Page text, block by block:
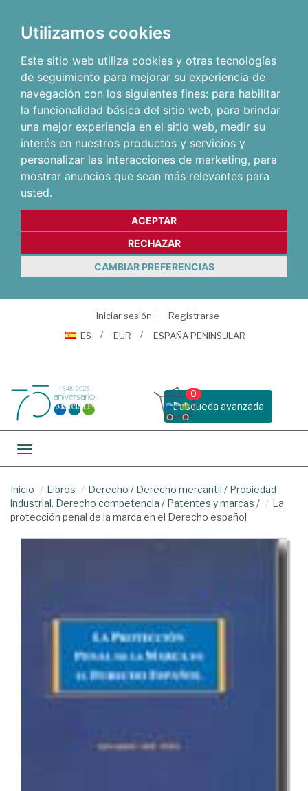
Utilizamos cookies
Este sitio web utiliza cookies y otras tecnologías
de seguimiento para mejorar su experiencia de
navegación con los siguientes fines: para habilitar
la funcionalidad básica del sitio web, para brindar
una mejor experiencia en el sitio web, medir su
interés en nuestros productos y servicios y
personalizar las interacciones de marketing, para
mostrar anuncios que sean más relevantes para
usted.
ACEPTAR
RECHAZAR
CAMBIAR PREFERENCIAS
Iniciar sesión
Registrarse
ES
EUR ESPAÑA PENINSULAR
Busqueda avanzada
0
Toggle navigation
Inicio Libros Derecho / Derecho mercantil / Propiedad
industrial. Derecho competencia / Patentes y marcas /
La
protección penal de la marca en el Derecho español